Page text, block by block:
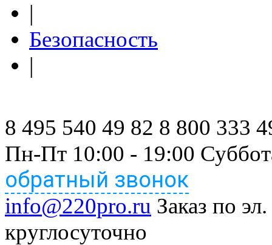
|
Безопасность
|
8 495 540 49 82 8 800 333
Пн-Пт 10:00 - 19:00
обратный звонок
info@220pro.ru Заказ по
круглосуточно